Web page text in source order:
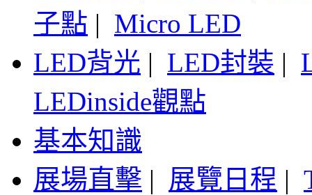
子點 | Micro LED
LED背光 | LED封裝 |
LEDinside觀點
基本知識
展場直擊 | 展覽日程 |